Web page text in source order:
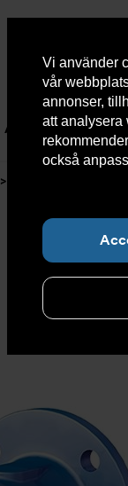
Vi använder
vår
annonser,
att analysera
också
Aktuellt Om
>